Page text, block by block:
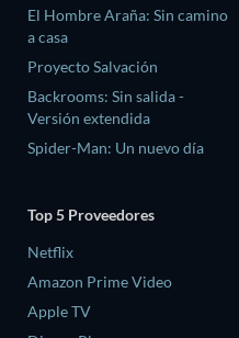
El Hombre Araña: Sin camino
a casa
Proyecto Salvación
Backrooms: Sin salida -
Versión extendida
Spider-Man: Un nuevo día
Top 5 Proveedores
Netflix
Amazon Prime Video
Apple TV